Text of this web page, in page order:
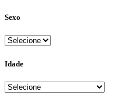
Sexo
Idade